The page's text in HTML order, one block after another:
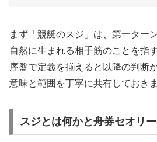
まず「競艇のスジ」は、第一ター
自然に生まれる相手筋のことを指
序盤で定義を揃えると以降の判断
意味と範囲を丁寧に共有しておき
スジとは何かと舟券セオリ